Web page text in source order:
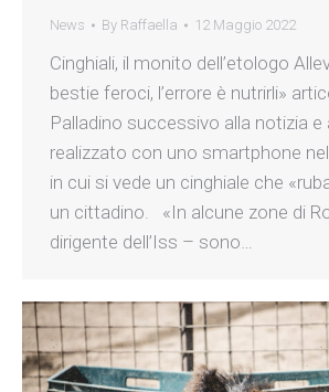
News By Raffaella 12 Maggio 2022
Cinghiali, il monito dell’etologo
bestie feroci, l’errore è nutrirli»
Palladino successivo alla notizia e
realizzato con uno smartphone
in cui si vede un cinghiale che
un cittadino. «In alcune zone di
dirigente dell’Iss – sono…